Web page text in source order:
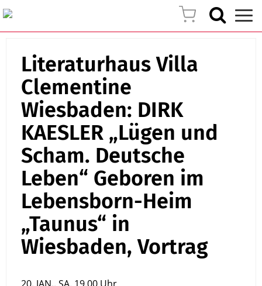
Literaturhaus Villa
Clementine
Wiesbaden: DIRK
KAESLER „Lügen und
Scham. Deutsche
Leben“ Geboren im
Lebensborn-Heim
„Taunus“ in
Wiesbaden, Vortrag